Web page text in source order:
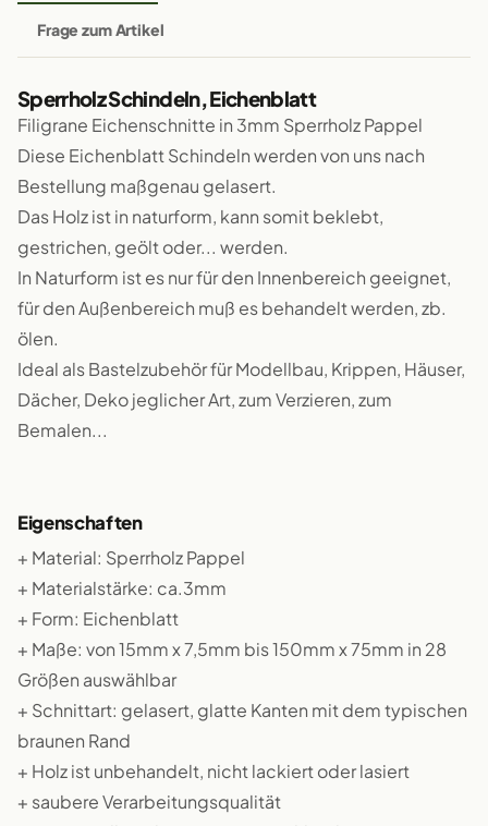
Frage zum Artikel
Sperrholz Schindeln, Eichenblatt
Filigrane Eichenschnitte in 3mm Sperrholz Pappel
Diese Eichenblatt Schindeln werden von uns nach
Bestellung maßgenau gelasert.
Das Holz ist in naturform, kann somit beklebt,
gestrichen, geölt oder... werden.
In Naturform ist es nur für den Innenbereich geeignet,
für den Außenbereich muß es behandelt werden, zb.
ölen.
Ideal als Bastelzubehör für Modellbau, Krippen, Häuser,
Dächer, Deko jeglicher Art, zum Verzieren, zum
Bemalen...
Eigenschaften
+ Material: Sperrholz Pappel
+ Materialstärke: ca.3mm
+ Form: Eichenblatt
+ Maße: von 15mm x 7,5mm bis 150mm x 75mm in 28
Größen auswählbar
+ Schnittart: gelasert, glatte Kanten mit dem typischen
braunen Rand
+ Holz ist unbehandelt, nicht lackiert oder lasiert
+ saubere Verarbeitungsqualität